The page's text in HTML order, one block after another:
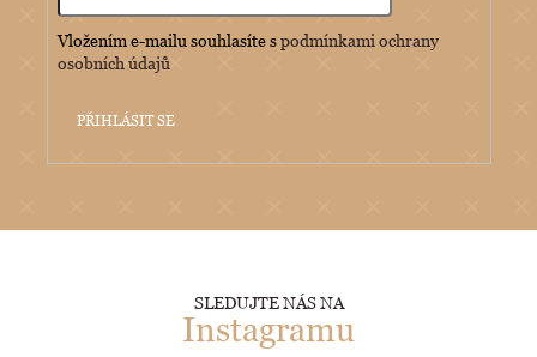
Vložením e-mailu souhlasíte spodmínkami ochrany
osobních údajů
PŘIHLÁSIT SE
SLEDUJTE NÁS NA
Instagramu